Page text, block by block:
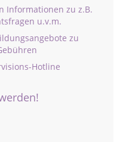
Informationen zu z.B.
u.v.m.
zu
Hotline